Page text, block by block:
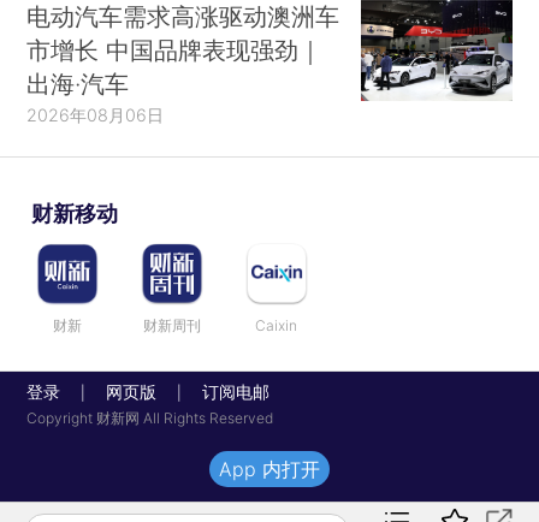
电动汽车需求高涨驱动澳洲车
市增长 中国品牌表现强劲｜
出海·汽车
2026年08月06日
财新移动
财新 财新周刊 Caixin
登录 网页版 订阅电邮
Copyright 财新网 All Rights Reserved
App 内打开